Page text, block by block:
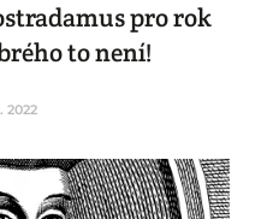
pro rok
to není!
2022